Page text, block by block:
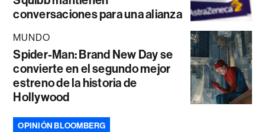
conversaciones para una alianza
MUNDO
Spider-Man: Brand New Day se
convierte en el segundo mejor
estreno de la historia de
Hollywood
OPINIÓN BLOOMBERG